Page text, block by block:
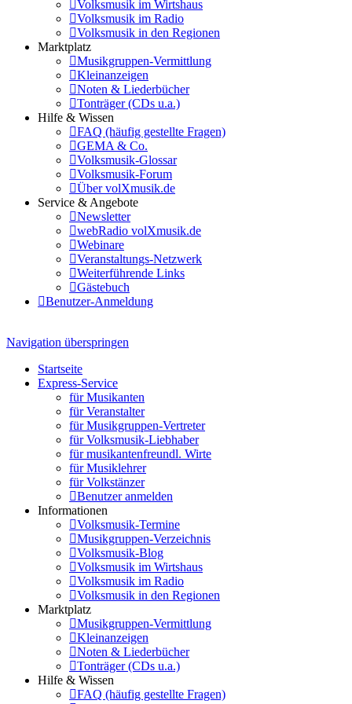
Volksmusik im Wirtshaus
Volksmusik im Radio
Volksmusik in den Regionen
Marktplatz
Musikgruppen-Vermittlung
Kleinanzeigen
Noten & Liederbücher
Tonträger (CDs u.a.)
Hilfe & Wissen
FAQ (häufig gestellte Fragen)
GEMA & Co.
Volksmusik-Glossar
Volksmusik-Forum
Über volXmusik.de
Service & Angebote
Newsletter
webRadio volXmusik.de
Webinare
Veranstaltungs-Netzwerk
Weiterführende Links
Gästebuch
Benutzer-Anmeldung
Navigation überspringen
Startseite
Express-Service
für Musikanten
für Veranstalter
für Musikgruppen-Vertreter
für Volksmusik-Liebhaber
für musikantenfreundl. Wirte
für Musiklehrer
für Volkstänzer
Benutzer anmelden
Informationen
Volksmusik-Termine
Musikgruppen-Verzeichnis
Volksmusik-Blog
Volksmusik im Wirtshaus
Volksmusik im Radio
Volksmusik in den Regionen
Marktplatz
Musikgruppen-Vermittlung
Kleinanzeigen
Noten & Liederbücher
Tonträger (CDs u.a.)
Hilfe & Wissen
FAQ (häufig gestellte Fragen)